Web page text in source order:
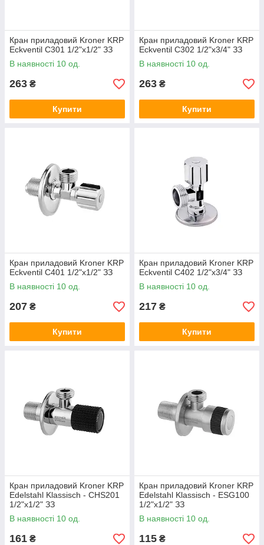
Кран приладовий Kroner KRP
Eckventil C301 1/2"х1/2" ЗЗ
В наявності 10 од.
263 ₴
Купити
Кран приладовий Kroner KRP
Eckventil C302 1/2"х3/4" ЗЗ
В наявності 10 од.
263 ₴
Купити
Кран приладовий Kroner KRP
Eckventil C401 1/2"х1/2" ЗЗ
В наявності 10 од.
207 ₴
Купити
Кран приладовий Kroner KRP
Eckventil C402 1/2"х3/4" ЗЗ
В наявності 10 од.
217 ₴
Купити
Кран приладовий Kroner KRP
Edelstahl Klassisch - CHS201
1/2"х1/2" ЗЗ
В наявності 10 од.
161 ₴
Кран приладовий Kroner KRP
Edelstahl Klassisch - ESG100
1/2"х1/2" ЗЗ
В наявності 10 од.
115 ₴